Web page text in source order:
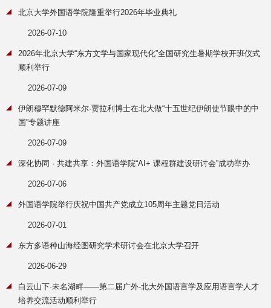
北京大学外国语学院隆重举行2026年毕业典礼
2026-07-10
2026年北京大学“东方文学与国家现代化”全国研究生暑期学校开班仪式
顺利举行
2026-07-09
伊朗穆罕默德阿米尔·贾拉利博士在北大做“十五世纪伊朗使节眼中的中
国”专题讲座
2026-07-09
深化协同 · 共建共享：外国语学院“AI+ 课程群建设研讨会”成功举办
2026-07-06
外国语学院举行庆祝中国共产党成立105周年主题党日活动
2026-07-01
东方多语种山海经图研究学术研讨会在北京大学召开
2026-06-29
白云山下·未名湖畔——第二届广外-北大外国语言学及应用语言学人才
培养交流活动顺利举行